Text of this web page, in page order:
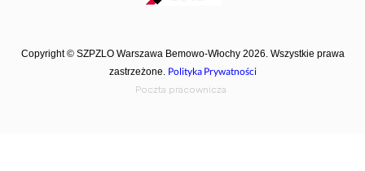
Copyright © SZPZLO Warszawa Bemowo-Włochy 2026. Wszystkie prawa
zastrzeżone. Polityka Prywatności
Poczta pracownicza